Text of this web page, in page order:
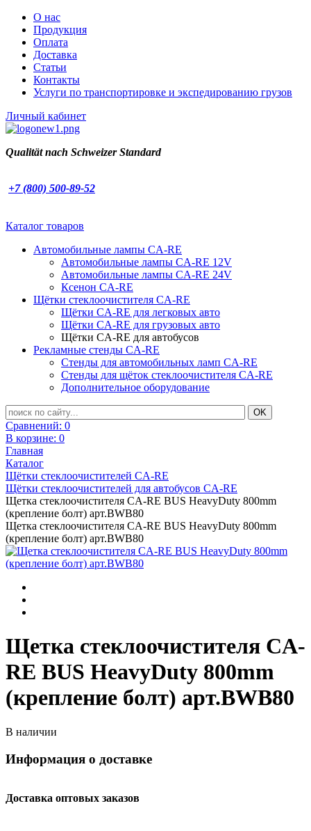
О нас
Продукция
Оплата
Доставка
Статьи
Контакты
Услуги по транспортировке и экспедированию грузов
Личный кабинет
Qualität nach Schweizer Standard
+7 (800) 500-89-52
Каталог товаров
Автомобильные лампы CA-RE
Автомобильные лампы CA-RE 12V
Автомобильные лампы CA-RE 24V
Ксенон CA-RE
Щётки стеклоочистителя CA-RE
Щётки CA-RE для легковых авто
Щётки CA-RE для грузовых авто
Щётки CA-RE для автобусов
Рекламные стенды CA-RE
Стенды для автомобильных ламп CA-RE
Стенды для щёток стеклоочистителя CA-RE
Дополнительное оборудование
Сравнений: 0
В корзине: 0
Главная
Каталог
Щётки стеклоочистителей CA-RE
Щётки стеклоочистителей для автобусов CA-RE
Щетка стеклоочистителя CA-RE BUS HeavyDuty 800mm
(крепление болт) арт.BWB80
Щетка стеклоочистителя CA-RE BUS HeavyDuty 800mm
(крепление болт) арт.BWB80
Щетка стеклоочистителя CA-
RE BUS HeavyDuty 800mm
(крепление болт) арт.BWB80
В наличии
Информация о доставке
Доставка оптовых заказов